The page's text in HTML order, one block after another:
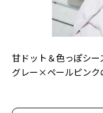
甘ドット＆色っぽシ
グレー×ペールピン